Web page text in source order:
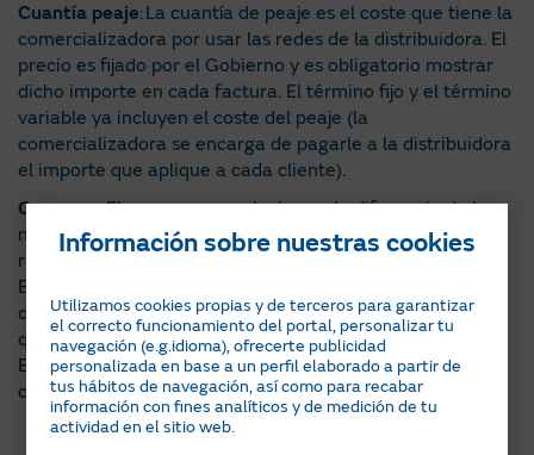
Cuantía peaje: La cuantía de peaje es el coste que tiene la
comercializadora por usar las redes de la distribuidora. El
precio es fijado por el Gobierno y es obligatorio mostrar
dicho importe en cada factura. El término fijo y el término
variable ya incluyen el coste del peaje (la
comercializadora se encarga de pagarle a la distribuidora
el importe que aplique a cada cliente).
Consumo: El consumo se calcula con la diferencia de los
m3 de gas entre ambas lecturas (actual y anterior) y el
resultado se convierte en otra medida de energía: kWh.
Esta transformación recibe el nombre de coeficiente de
conversión. ENAGAS facilita cada mes este coeficiente,
que varía en función de la zona geográfica donde residas.
El consumo en kWh resultante de esta conversión es la
cantidad que se detalla en la cara de la factura.
Información sobre nuestras cookies
Utilizamos cookies propias y de terceros para garantizar
el correcto funcionamiento del portal, personalizar tu
navegación (e.g.idioma), ofrecerte publicidad
personalizada en base a un perfil elaborado a partir de
tus hábitos de navegación, así como para recabar
información con fines analíticos y de medición de tu
actividad en el sitio web.